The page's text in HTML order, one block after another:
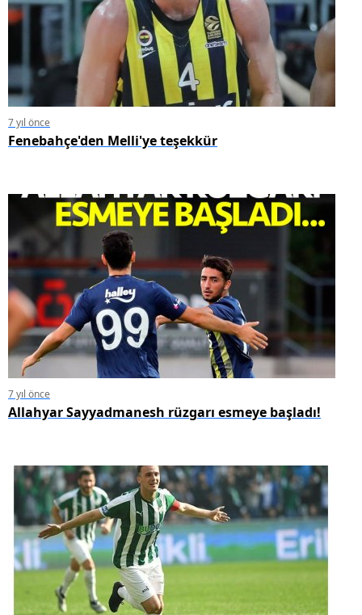
7 yıl önce
Fenebahçe'den Melli'ye teşekkür
7 yıl önce
Allahyar Sayyadmanesh rüzgarı esmeye başladı!